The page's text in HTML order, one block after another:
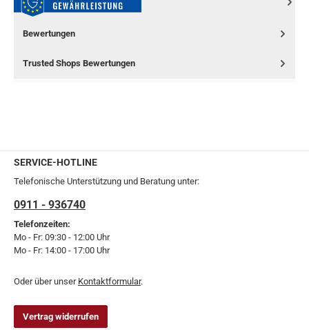
Bewertungen
Trusted Shops Bewertungen
SERVICE-HOTLINE
Telefonische Unterstützung und Beratung unter:
0911 - 936740
Telefonzeiten:
Mo - Fr: 09:30 - 12:00 Uhr
Mo - Fr: 14:00 - 17:00 Uhr
Oder über unser Kontaktformular.
Vertrag widerrufen